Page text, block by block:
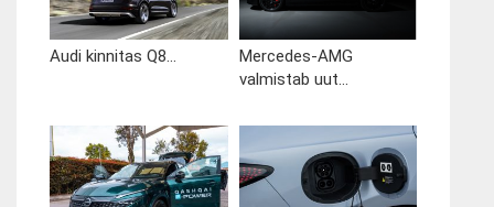
Audi kinnitas Q8...
Mercedes-AMG
valmistab uut...